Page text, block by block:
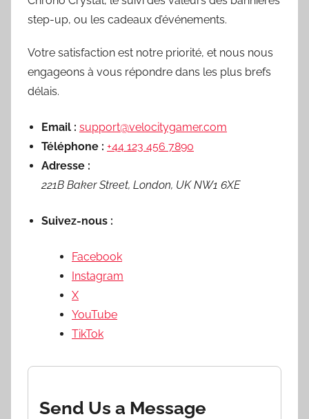
step-up, ou les cadeaux d’événements.
Votre satisfaction est notre priorité, et nous nous
engageons à vous répondre dans les plus brefs
délais.
Email : support@velocitygamer.com
Téléphone : +44 123 456 7890
Adresse :
221B Baker Street, London, UK NW1 6XE
Suivez-nous :
Facebook
Instagram
X
YouTube
TikTok
Send Us a Message